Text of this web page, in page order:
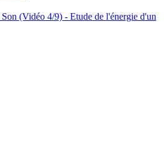
(Vidéo 4/9) - Etude de l'énergie d'un